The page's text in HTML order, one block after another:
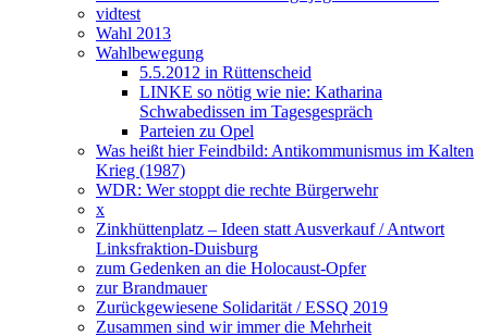
vidtest
Wahl 2013
Wahlbewegung
5.5.2012 in Rüttenscheid
LINKE so nötig wie nie: Katharina
Schwabedissen im Tagesgespräch
Parteien zu Opel
Was heißt hier Feindbild: Antikommunismus im Kalten
Krieg (1987)
WDR: Wer stoppt die rechte Bürgerwehr
x
Zinkhüttenplatz – Ideen statt Ausverkauf / Antwort
Linksfraktion-Duisburg
zum Gedenken an die Holocaust-Opfer
zur Brandmauer
Zurückgewiesene Solidarität / ESSQ 2019
Zusammen sind wir immer die Mehrheit